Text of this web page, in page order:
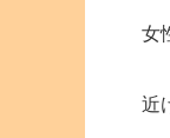
女
近